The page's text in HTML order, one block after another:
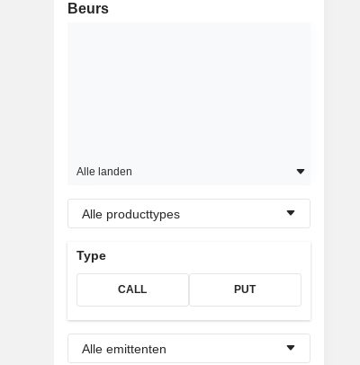
Beurs
Alle landen
Alle producttypes
Type
CALL PUT
Alle emittenten